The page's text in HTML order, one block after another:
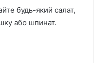
будь-який салат,
або шпинат.